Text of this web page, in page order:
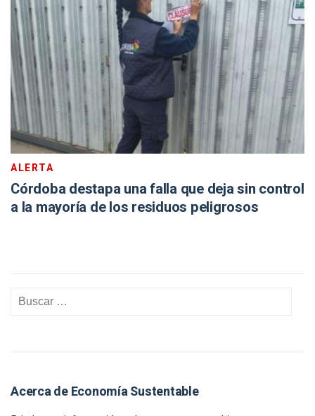
ALERTA
Córdoba destapa una falla que deja sin control
a la mayoría de los residuos peligrosos
Acerca de Economía Sustentable